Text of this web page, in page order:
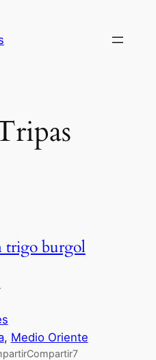
trigo burgol
, Medio Oriente